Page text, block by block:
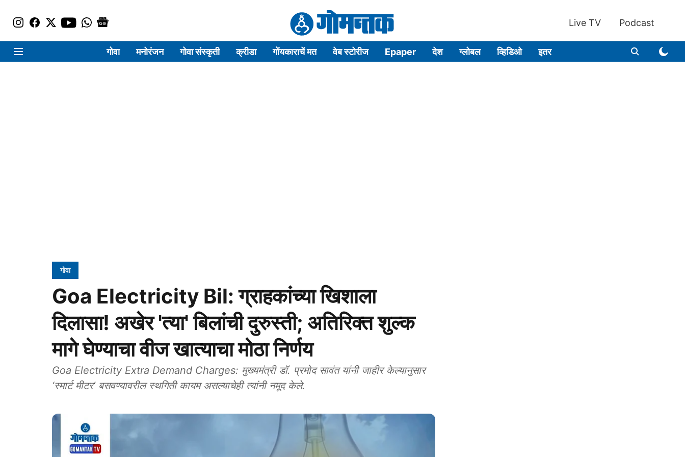
Live TV Podcast
गोवा मनोरंजन गोवा संस्कृती क्रीडा गोंयकाराचें मत वेब स्टोरीज Epaper देश ग्लोबल व्हिडिओ इतर
गोवा
Goa Electricity Bil: ग्राहकांच्या खिशाला
दिलासा! अखेर 'त्या' बिलांची दुरुस्ती; अतिरिक्त शुल्क
मागे घेण्याचा वीज खात्याचा मोठा निर्णय
Goa Electricity Extra Demand Charges: मुख्यमंत्री डॉ. प्रमोद सावंत यांनी जाहीर केल्यानुसार
‘स्मार्ट मीटर’ बसवण्यावरील स्थगिती कायम असल्याचेही त्यांनी नमूद केले.